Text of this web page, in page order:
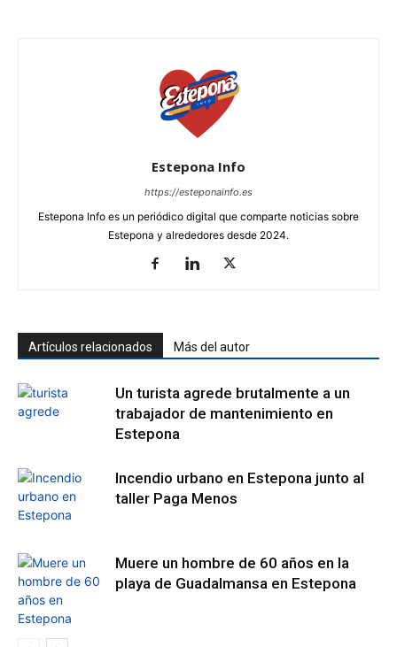
Estepona Info
https://esteponainfo.es
Estepona Info es un periódico digital que comparte noticias sobre
Estepona y alrededores desde 2024.
Artículos relacionados Más del autor
Un turista agrede brutalmente a un
trabajador de mantenimiento en
Estepona
Incendio urbano en Estepona junto al
taller Paga Menos
Muere un hombre de 60 años en la
playa de Guadalmansa en Estepona